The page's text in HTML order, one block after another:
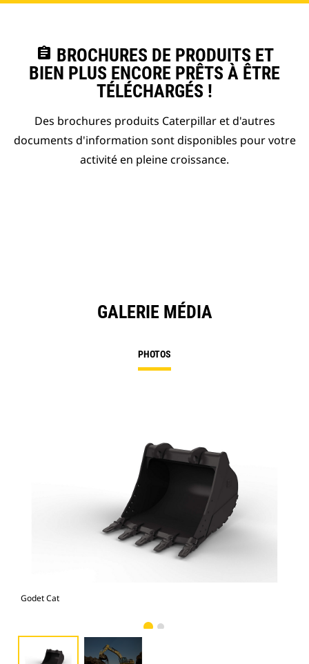
assignment BROCHURES DE PRODUITS ET
BIEN PLUS ENCORE PRÊTS À ÊTRE
TÉLÉCHARGÉS !
Des brochures produits Caterpillar et d'autres
documents d'information sont disponibles pour votre
activité en pleine croissance.
GALERIE MÉDIA
PHOTOS
Godet Cat